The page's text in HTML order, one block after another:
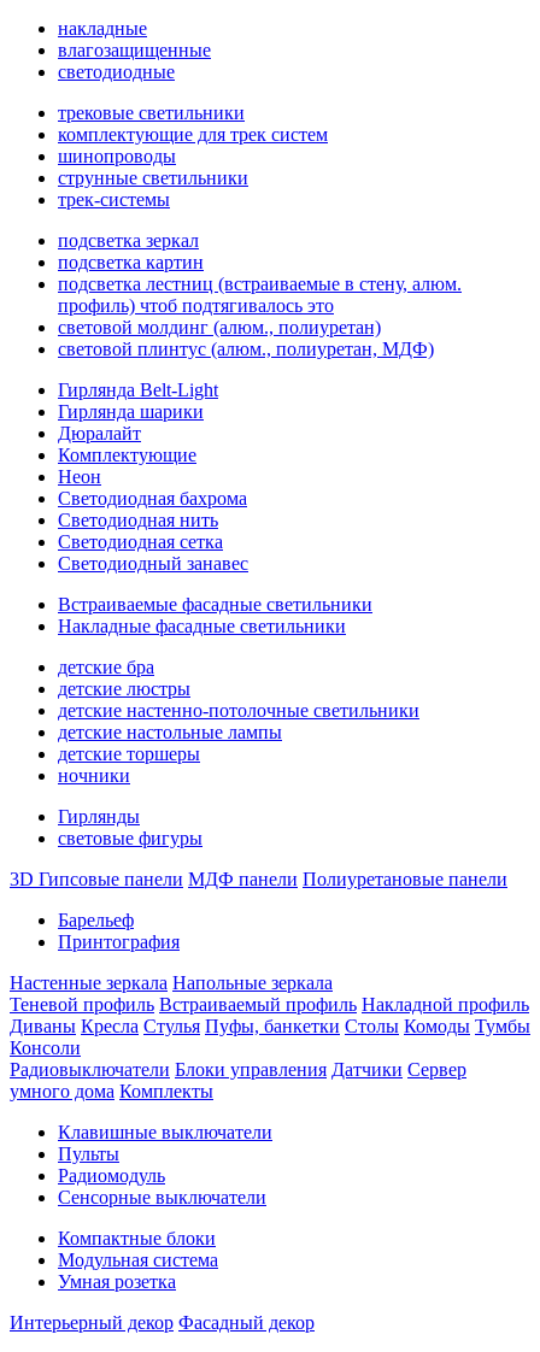
накладные
влагозащищенные
светодиодные
трековые светильники
комплектующие для трек систем
шинопроводы
струнные светильники
трек-системы
подсветка зеркал
подсветка картин
подсветка лестниц (встраиваемые в стену, алюм.
профиль) чтоб подтягивалось это
световой молдинг (алюм., полиуретан)
световой плинтус (алюм., полиуретан, МДФ)
Гирлянда Belt-Light
Гирлянда шарики
Дюралайт
Комплектующие
Неон
Светодиодная бахрома
Светодиодная нить
Светодиодная сетка
Светодиодный занавес
Встраиваемые фасадные светильники
Накладные фасадные светильники
детские бра
детские люстры
детские настенно-потолочные светильники
детские настольные лампы
детские торшеры
ночники
Гирлянды
световые фигуры
3D Гипсовые панели МДФ панели Полиуретановые панели
Барельеф
Принтография
Настенные зеркала Напольные зеркала
Теневой профиль Встраиваемый профиль Накладной профиль
Диваны Кресла Стулья Пуфы, банкетки Столы Комоды Тумбы
Консоли
Радиовыключатели Блоки управления Датчики Сервер
умного дома Комплекты
Клавишные выключатели
Пульты
Радиомодуль
Сенсорные выключатели
Компактные блоки
Модульная система
Умная розетка
Интерьерный декор Фасадный декор